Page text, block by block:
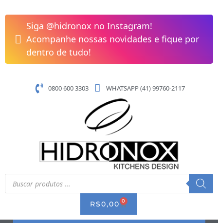
para
conteúdo
Siga @hidronox no Instagram!
Acompanhe nossas novidades e fique por
dentro de tudo!
0800 600 3303 WHATSAPP (41) 99760-2117
Pesquisar
produtos
R$0,00 0 CART